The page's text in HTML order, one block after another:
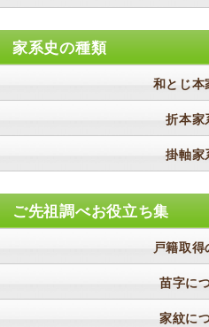
家系史の種類
和とじ本
折本家
掛軸家
ご先祖調べお役立ち集
戸籍取得
苗字に
家紋に